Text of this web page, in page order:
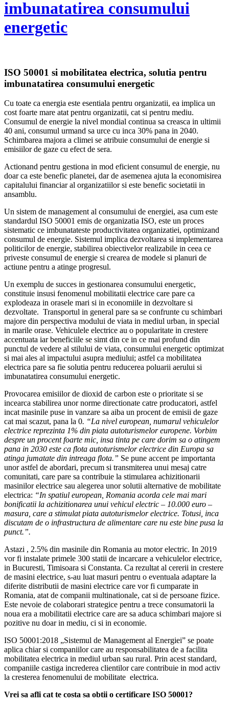
imbunatatirea consumului
energetic
ISO 50001 si mobilitatea electrica, solutia pentru
imbunatatirea consumului energetic
Cu toate ca energia este esentiala pentru organizatii, ea implica un
cost foarte mare atat pentru organizatii, cat si pentru mediu.
Consumul de energie la nivel mondial continua sa creasca in ultimii
40 ani, consumul urmand sa urce cu inca 30% pana in 2040.
Schimbarea majora a climei se atribuie consumului de energie si
emisiilor de gaze cu efect de sera.
Actionand pentru gestiona in mod eficient consumul de energie, nu
doar ca este benefic planetei, dar de asemenea ajuta la economisirea
capitalului financiar al organizatiilor si este benefic societatii in
ansamblu.
Un sistem de management al consumului de energiei, asa cum este
standardul ISO 50001 emis de organizatia ISO, este un proces
sistematic ce imbunatateste productivitatea organizatiei, optimizand
consumul de energie. Sistemul implica dezvoltarea si implementarea
politicilor de energie, stabilirea obiectivelor realizabile in ceea ce
priveste consumul de energie si crearea de modele si planuri de
actiune pentru a atinge progresul.
Un exemplu de succes in gestionarea consumului energetic,
constituie insusi fenomenul mobilitatii electrice care pare ca
explodeaza in orasele mari si in economiile in dezvoltare si
dezvoltate. Transportul in general pare sa se confrunte cu schimbari
majore din perspectiva modului de viata in mediul urban, in special
in marile orase. Vehiculele electrice au o popularitate in crestere
accentuata iar beneficiile se simt din ce in ce mai profund din
punctul de vedere al stilului de viata, consumului energetic optimizat
si mai ales al impactului asupra mediului; astfel ca mobilitatea
electrica pare sa fie solutia pentru reducerea poluarii aerului si
imbunatatirea consumului energetic.
Provocarea emisiilor de dioxid de carbon este o prioritate si se
incearca stabilirea unor norme directionate catre producatori, astfel
incat masinile puse in vanzare sa aiba un procent de emisii de gaze
cat mai scazut, pana la 0. “La nivel european, numarul vehiculelor
electrice reprezinta 1% din piata autoturismelor europene. Vorbim
despre un procent foarte mic, insa tinta pe care dorim sa o atingem
pana in 2030 este ca flota autoturismelor electrice din Europa sa
atinga jumatate din intreaga flota.” Se pune accent pe importanta
unor astfel de abordari, precum si transmiterea unui mesaj catre
comunitati, care pare sa contribuie la stimularea achizitionarii
masinilor electrice sau alegerea unor solutii alternative de mobilitate
electrica: “In spatiul european, Romania acorda cele mai mari
bonificatii la achizitionarea unui vehicul electric – 10.000 euro –
masura, care a stimulat piata autoturismelor electrice. Totusi, inca
discutam de o infrastructura de alimentare care nu este bine pusa la
punct.”.
Astazi , 2.5% din masinile din Romania au motor electric. In 2019
vor fi instalate primele 300 statii de incarcare a vehiculelor electrice,
in Bucuresti, Timisoara si Constanta. Ca rezultat al cererii in crestere
de masini electrice, s-au luat masuri pentru o eventuala adaptare la
diferite distributii de masini electrice care vor fi cumparate in
Romania, atat de companii multinationale, cat si de persoane fizice.
Este nevoie de colaborari strategice pentru a trece consumatorii la
noua era a mobilitatii electrice care are sa aduca schimbari majore si
pozitive nu doar in mediu, ci si in economie.
ISO 50001:2018 „Sistemul de Management al Energiei” se poate
aplica chiar si companiilor care au responsabilitatea de a facilita
mobilitatea electrica in mediul urban sau rural. Prin acest standard,
companiile castiga increderea clientilor care contribuie in mod activ
la cresterea fenomenului de mobilitate electrica.
Vrei sa afli cat te costa sa obtii o certificare ISO 50001?